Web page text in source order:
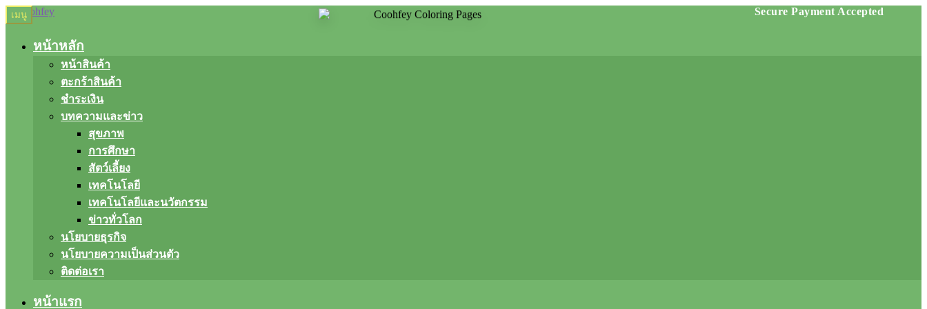
Skip
to
Skip
to
เมนู
หน้าหลัก
หน้าสินค้า
ตะกร้าสินค้า
ชำระเงิน
บทความและข่าว
สุขภาพ
การศึกษา
สัตว์เลี้ยง
เทคโนโลยี
เทคโนโลยีและนวัตกรรม
ข่าวทั่วโลก
นโยบายธุรกิจ
นโยบายความเป็นส่วนตัว
ติดต่อเรา
หน้าแรก